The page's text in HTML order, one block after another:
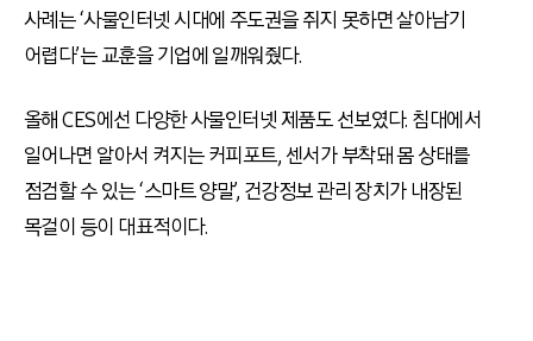
사례는 ‘사물인터넷 시대에 주도권을 쥐지 못하면 살아남기
어렵다’는 교훈을 기업에 일깨워줬다.
올해 CES에선 다양한 사물인터넷 제품도 선보였다. 침대에서
일어나면 알아서 켜지는 커피포트, 센서가 부착돼 몸 상태를
점검할 수 있는 ‘스마트 양말’, 건강정보 관리 장치가 내장된
목걸이 등이 대표적이다.